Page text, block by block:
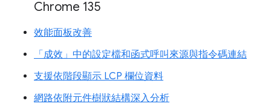
Chrome 135
效能面板改善
「成效」中的設定檔和函式呼叫來源與指令碼連結
支援依階段顯示 LCP 欄位資料
網路依附元件樹狀結構深入分析